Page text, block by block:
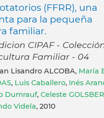
(FFRR), una
para la pequeña
familiar.
CIPAF -
Familiar - 04
Lisandro ALCOBA, Maria
, Luis Caballero, Inés
Dumrauf, Celeste
Videla, 2010